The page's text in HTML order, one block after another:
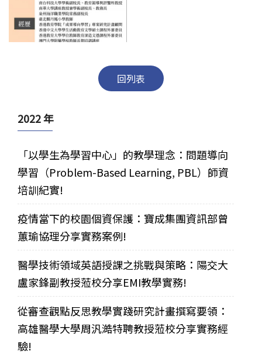
回列表
2022 年
「以學生為學習中心」的教學理念：問題導向
學習（Problem-Based Learning, PBL）師資
培訓紀實!
疫情當下的校園個資保護：寶成集團資訊部曾
蕙瑜協理分享實務案例!
醫學技術領域英語授課之挑戰與策略：陽交大
盧家鋒副教授蒞校分享EMI教學實務!
從審查觀點反思教學實踐研究計畫撰寫要領：
高雄醫學大學周汎澔特聘教授蒞校分享實務經
驗!